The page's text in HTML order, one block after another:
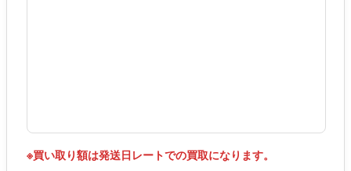
※買い取り額は発送日レートでの買取になります。